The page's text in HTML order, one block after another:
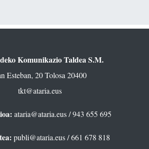
Komunikazio Taldea S.M.
Esteban, 20 Tolosa 20400
tkt@ataria.eus
ataria@ataria.eus/ 943 655 695
publi@ataria.eus/ 661 678 818